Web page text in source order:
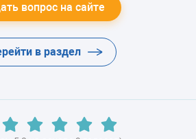
вопрос на сайте
в раздел